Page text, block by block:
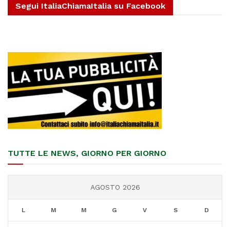
Segui ItaliaChiamaItalia su Facebook
TUTTE LE NEWS, GIORNO PER GIORNO
AGOSTO 2026
L M M G V S D